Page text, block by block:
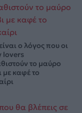
ο λόγος που οι
lovers
το μαύρο
με καφέ το